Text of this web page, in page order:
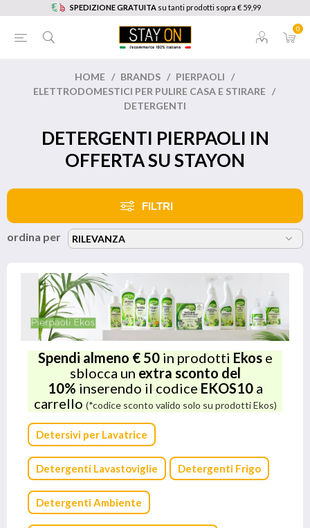
SPEDIZIONE GRATUITA su tanti prodotti sopra € 59,99
0
HOME / BRANDS / PIERPAOLI /
ELETTRODOMESTICI PER PULIRE CASA E STIRARE /
DETERGENTI
DETERGENTI PIERPAOLI IN
OFFERTA SU STAYON
FILTRI
ordina per
Spendi almeno € 50in prodotti Ekos e
sblocca un extra sconto del
10% inserendo il codice EKOS10 a
carrello (*codice sconto valido solo su prodotti Ekos)
Detersivi per Lavatrice
Detergenti Lavastoviglie Detergenti Frigo
Detergenti Ambiente